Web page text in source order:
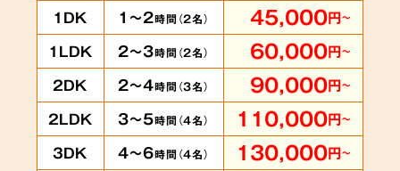
1DK 1～2時間（2名） 45,000円～
1LDK 2～3時間（2名） 60,000円～
2DK 2～4時間（3名） 90,000円～
2LDK 3～5時間（4名） 110,000円～
3DK 4～6時間（4名） 130,000円～